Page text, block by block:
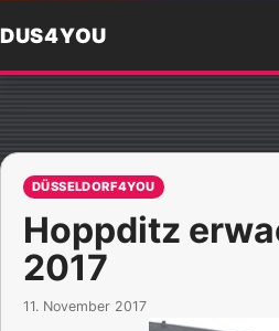
DUS4YOU
DÜSSELDORF4YOU
Hoppditz
2017
11. November 2017